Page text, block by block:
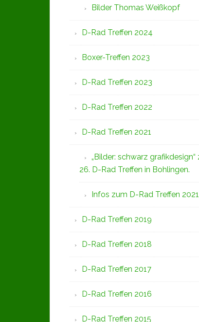
Bilder Thomas Weißkopf
D-Rad Treffen 2024
Boxer-Treffen 2023
D-Rad Treffen 2023
D-Rad Treffen 2022
D-Rad Treffen 2021
„Bilder: schwarz grafikdesign“
26. D-Rad Treffen in Bohlingen.
Infos zum D-Rad Treffen 2021
D-Rad Treffen 2019
D-Rad Treffen 2018
D-Rad Treffen 2017
D-Rad Treffen 2016
D-Rad Treffen 2015